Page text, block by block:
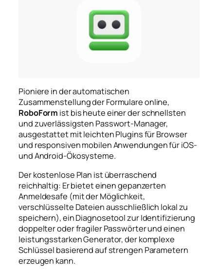
Pioniere in der automatischen
Zusammenstellung der Formulare online,
RoboForm ist bis heute einer der schnellsten
und zuverlässigsten Passwort-Manager,
ausgestattet mit leichten Plugins für Browser
und responsiven mobilen Anwendungen für iOS-
und Android-Ökosysteme.
Der kostenlose Plan ist überraschend
reichhaltig: Er bietet einen gepanzerten
Anmeldesafe (mit der Möglichkeit,
verschlüsselte Dateien ausschließlich lokal zu
speichern), ein Diagnosetool zur Identifizierung
doppelter oder fragiler Passwörter und einen
leistungsstarken Generator, der komplexe
Schlüssel basierend auf strengen Parametern
erzeugen kann.